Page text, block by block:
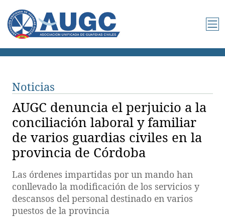
Noticias
AUGC denuncia el perjuicio a la
conciliación laboral y familiar
de varios guardias civiles en la
provincia de Córdoba
Las órdenes impartidas por un mando han
conllevado la modificación de los servicios y
descansos del personal destinado en varios
puestos de la provincia